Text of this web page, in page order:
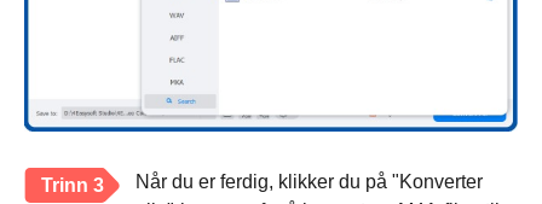
Trinn 3
Når du er ferdig, klikker du på "Konverter